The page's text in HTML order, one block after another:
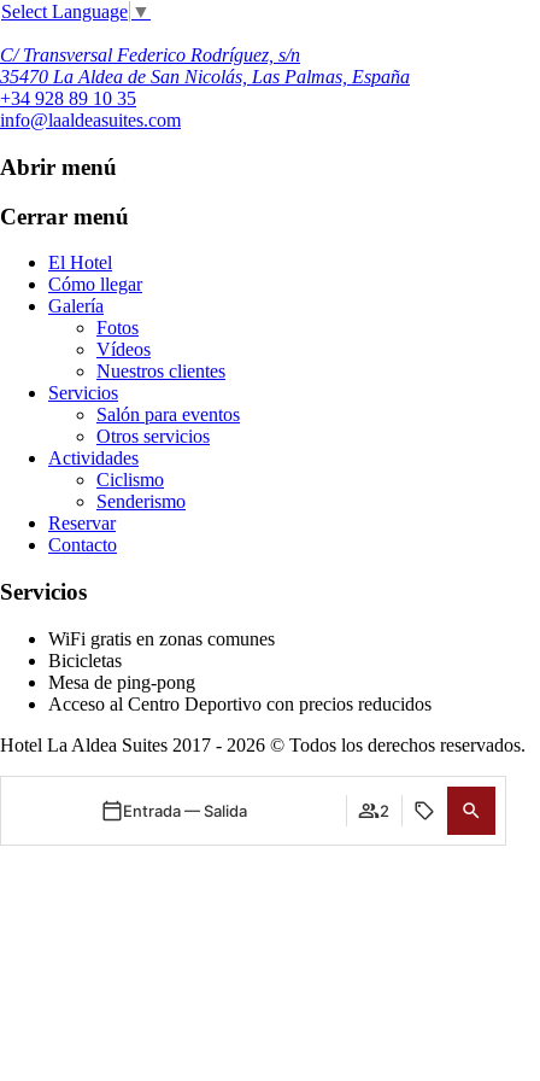
Select Language ▼
C/ Transversal Federico Rodríguez, s/n
35470 La Aldea de San Nicolás, Las Palmas, España
+34 928 89 10 35
info@laaldeasuites.com
Abrir menú
Cerrar menú
El Hotel
Cómo llegar
Galería
Fotos
Vídeos
Nuestros clientes
Servicios
Salón para eventos
Otros servicios
Actividades
Ciclismo
Senderismo
Reservar
Contacto
Servicios
WiFi gratis en zonas comunes
Bicicletas
Mesa de ping-pong
Acceso al Centro Deportivo con precios reducidos
Hotel La Aldea Suites 2017 - 2026 © Todos los derechos reservados.
Entrada — Salida 2